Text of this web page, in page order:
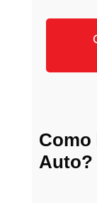
Como
Auto?